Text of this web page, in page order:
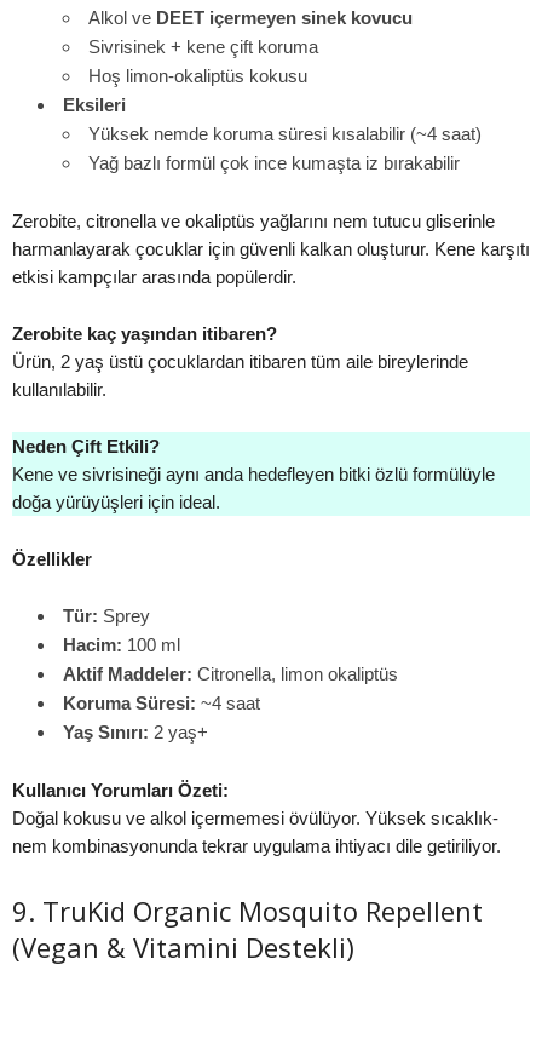
Alkol ve DEET içermeyen sinek kovucu
Sivrisinek + kene çift koruma
Hoş limon-okaliptüs kokusu
Eksileri
Yüksek nemde koruma süresi kısalabilir (~4 saat)
Yağ bazlı formül çok ince kumaşta iz bırakabilir
Zerobite, citronella ve okaliptüs yağlarını nem tutucu gliserinle
harmanlayarak çocuklar için güvenli kalkan oluşturur. Kene karşıtı
etkisi kampçılar arasında popülerdir.
Zerobite kaç yaşından itibaren?
Ürün, 2 yaş üstü çocuklardan itibaren tüm aile bireylerinde
kullanılabilir.
Neden Çift Etkili?
Kene ve sivrisineği aynı anda hedefleyen bitki özlü formülüyle
doğa yürüyüşleri için ideal.
Özellikler
Tür: Sprey
Hacim: 100 ml
Aktif Maddeler: Citronella, limon okaliptüs
Koruma Süresi: ~4 saat
Yaş Sınırı: 2 yaş+
Kullanıcı Yorumları Özeti:
Doğal kokusu ve alkol içermemesi övülüyor. Yüksek sıcaklık-
nem kombinasyonunda tekrar uygulama ihtiyacı dile getiriliyor.
9. TruKid Organic Mosquito Repellent
(Vegan & Vitamini Destekli)